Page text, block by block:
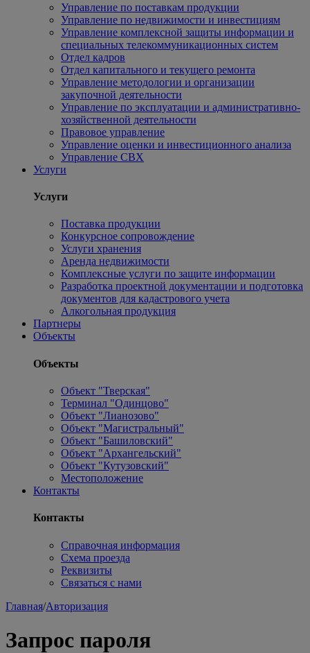
Управление по поставкам продукции
Управление по недвижимости и инвестициям
Управление комплексной защиты информации и
специальных телекоммуникационных систем
Отдел кадров
Отдел капитального и текущего ремонта
Управление методологии и организации
закупочной деятельности
Управление по эксплуатации и административно-
хозяйственной деятельности
Правовое управление
Управление оценки и инвестиционного анализа
Управление СВХ
Услуги
Услуги
Поставка продукции
Конкурсное сопровождение
Услуги хранения
Аренда недвижимости
Комплексные услуги по защите информации
Разработка проектной документации и подготовка
документов для кадастрового учета
Алкогольная продукция
Партнеры
Объекты
Объекты
Объект "Тверская"
Терминал "Одинцово"
Объект "Лианозово"
Объект "Магистральный"
Объект "Башиловский"
Объект "Архангельский"
Объект "Кутузовский"
Местоположение
Контакты
Контакты
Справочная информация
Схема проезда
Реквизиты
Связаться с нами
Главная/Авторизация
Запрос пароля